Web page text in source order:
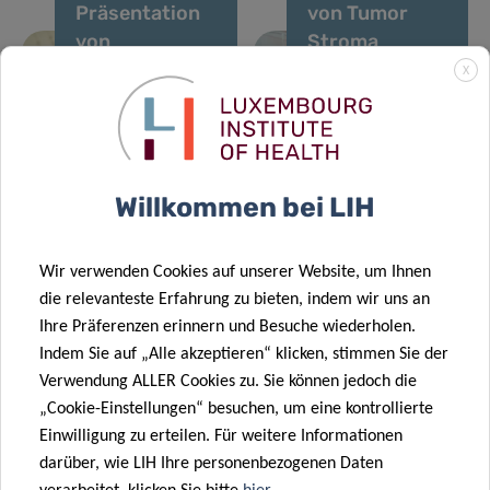
Präsentation
von
Metabolomics-
Analysen: Was
verbirgt sich
hinter einer
von Tumor
Stroma
ist Mitautorin
einer Studie
über eine neue
21 Okt. 2024
2024: LIH-
Mentoren
leiten die
wissenschaftlichen
Innovatoren
von morgen an
17 Juli 2024
der Immunität
für eine
bessere
Behandlung
der
Parkinson-
Krankheit
24 Mai 2024
X
Willkommen bei LIH
Wir verwenden Cookies auf unserer Website, um Ihnen
die relevanteste Erfahrung zu bieten, indem wir uns an
Ihre Präferenzen erinnern und Besuche wiederholen.
Indem Sie auf „Alle akzeptieren“ klicken, stimmen Sie der
Verwendung ALLER Cookies zu. Sie können jedoch die
„Cookie-Einstellungen“ besuchen, um eine kontrollierte
Einwilligung zu erteilen. Für weitere Informationen
darüber, wie LIH Ihre personenbezogenen Daten